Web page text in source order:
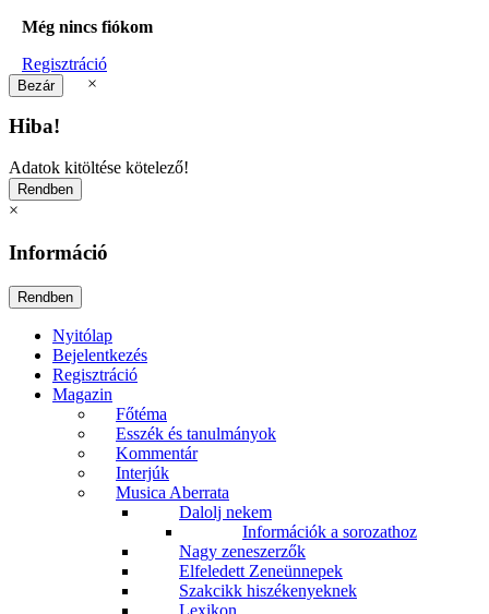
Még nincs fiókom
Regisztráció
×
Hiba!
Adatok kitöltése kötelező!
×
Információ
Nyitólap
Bejelentkezés
Regisztráció
Magazin
Főtéma
Esszék és tanulmányok
Kommentár
Interjúk
Musica Aberrata
Dalolj nekem
Információk a sorozathoz
Nagy zeneszerzők
Elfeledett Zeneünnepek
Szakcikk hiszékenyeknek
Lexikon